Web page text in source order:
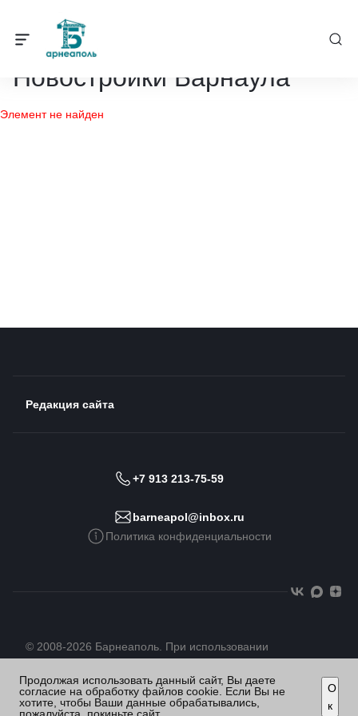
Барнеаполь /
Новостройки Барнаула
Элемент не найден
Редакция сайта
+7 913 213-75-59
barneapol@inbox.ru
Политика конфиденциальности
© 2008-2026 Барнеаполь. При использовании
Продолжая использовать данный сайт, Вы даете
согласие на обработку файлов cookie. Если Вы не
хотите, чтобы Ваши данные обрабатывались,
О
к